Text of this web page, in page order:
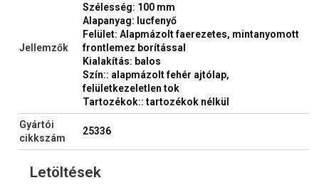
Jellemzők
Szélesség: 100 mm
Alapanyag: lucfenyő
Felület: Alapmázolt faerezetes, mintanyomott
frontlemez borítással
Kialakítás: balos
Szín:: alapmázolt fehér ajtólap,
felületkezeletlen tok
Tartozékok:: tartozékok nélkül
Gyártói
cikkszám
25336
Letöltések